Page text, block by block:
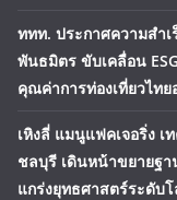
ททท. ประกาศความสำ
พันธมิตร ขับเคลื่อน
คุณค่าการท่องเที่ยวไทย
เหิงลี่ แมนูแฟคเจอริ่ง
ชลบุรี เดินหน้าขยายฐา
แกร่งยุทธศาสตร์ระดับ